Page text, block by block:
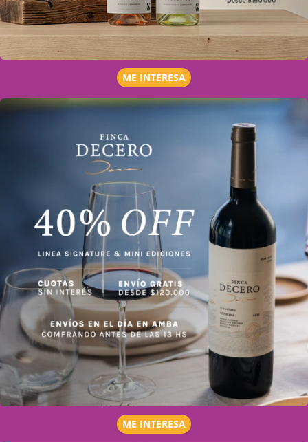
ME INTERESA
ME INTERESA